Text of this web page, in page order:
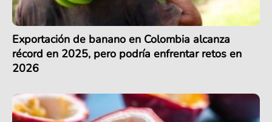
Exportación de banano en Colombia alcanza
récord en 2025, pero podría enfrentar retos en
2026